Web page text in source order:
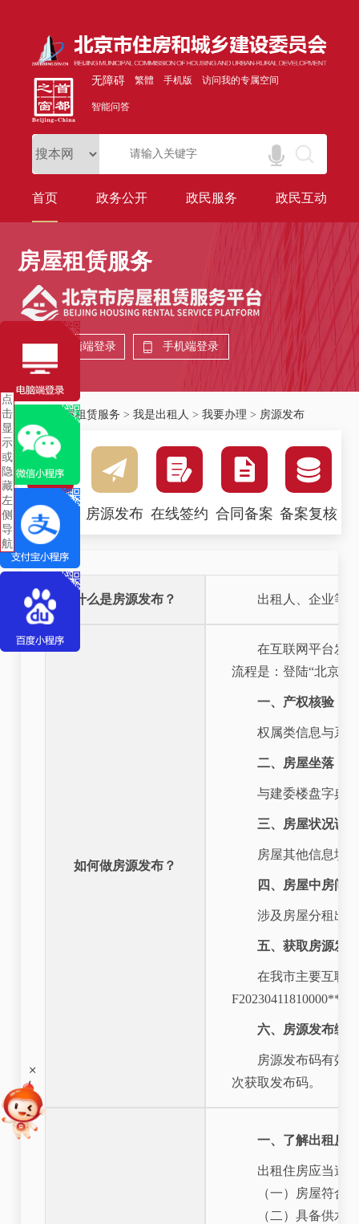
无障碍 繁體 手机版 访问我的专属空间
智能问答
首页 政务公开 政民服务 政民互动
房屋租赁服务
电脑端登录 手机端登录
点
击
显
示
或
隐
藏
左
侧
导
航
房屋租赁服务 >我是出租人 >我要办理 > 房源发布
房源核验 房源发布 在线签约 合同备案 备案复核
什么是房源发布？ 出租人、企业等
如何做房源发布？
在互联网平台发
流程是：登陆“北京市
一、产权核验
权属类信息与系
二、房屋坐落
与建委楼盘字典
三、房屋状况说
房屋其他信息填
四、房屋中房间
涉及房屋分租出
五、获取房源发
在我市主要互联
六、房源发布编
房源发布码有效
次获取发布码。
一、了解出租房
出租住房应当遵
（一）房屋符合
（二）具备供水
+